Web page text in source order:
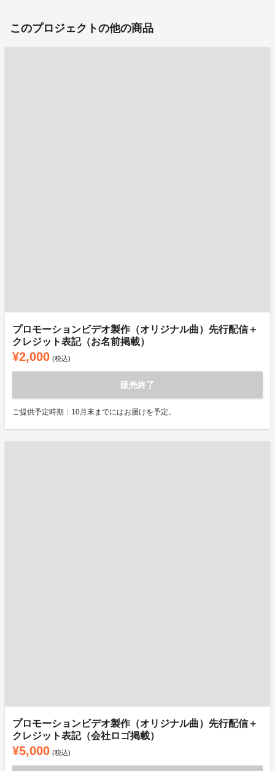
このプロジェクトの他の商品
プロモーションビデオ製作（オリジナル曲）先行配信＋
クレジット表記（お名前掲載）
¥2,000 (税込)
販売終了
ご提供予定時期：10月末までにはお届けを予定。
プロモーションビデオ製作（オリジナル曲）先行配信＋
クレジット表記（会社ロゴ掲載）
¥5,000 (税込)